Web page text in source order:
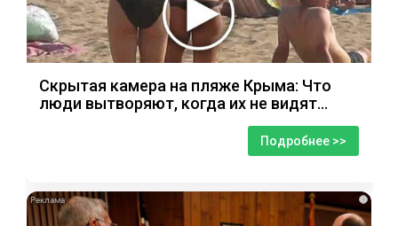
Скрытая камера на пляже Крыма: Что
люди вытворяют, когда их не видят...
Подробнее >>
i